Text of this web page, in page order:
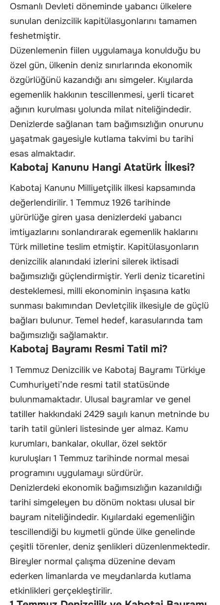
Osmanlı Devleti döneminde yabancı ülkelere
sunulan denizcilik kapitülasyonlarını tamamen
feshetmiştir.
Düzenlemenin fiilen uygulamaya konulduğu bu
özel gün, ülkenin deniz sınırlarında ekonomik
özgürlüğünü kazandığı anı simgeler. Kıyılarda
egemenlik hakkının tescillenmesi, yerli ticaret
ağının kurulması yolunda milat niteliğindedir.
Denizlerde sağlanan tam bağımsızlığın onurunu
yaşatmak gayesiyle kutlama takvimi bu tarihi
esas almaktadır.
Kabotaj Kanunu Hangi Atatürk İlkesi?
Kabotaj Kanunu Milliyetçilik ilkesi kapsamında
değerlendirilir. 1 Temmuz 1926 tarihinde
yürürlüğe giren yasa denizlerdeki yabancı
imtiyazlarını sonlandırarak egemenlik haklarını
Türk milletine teslim etmiştir. Kapitülasyonların
denizcilik alanındaki izlerini silerek iktisadi
bağımsızlığı güçlendirmiştir. Yerli deniz ticaretini
desteklemesi, milli ekonominin inşasına katkı
sunması bakımından Devletçilik ilkesiyle de güçlü
bağları bulunur. Temel hedef, karasularında tam
bağımsızlığı sağlamaktır.
Kabotaj Bayramı Resmi Tatil mi?
1 Temmuz Denizcilik ve Kabotaj Bayramı Türkiye
Cumhuriyeti’nde resmi tatil statüsünde
bulunmamaktadır. Ulusal bayramlar ve genel
tatiller hakkındaki 2429 sayılı kanun metninde bu
tarih tatil günleri listesinde yer almaz. Kamu
kurumları, bankalar, okullar, özel sektör
kuruluşları 1 Temmuz tarihinde normal mesai
programını uygulamayı sürdürür.
Denizlerdeki ekonomik bağımsızlığın kazanıldığı
tarihi simgeleyen bu dönüm noktası ulusal bir
bayram niteliğindedir. Kıyılardaki egemenliğin
tescillendiği bu kıymetli günde ülke genelinde
çeşitli törenler, deniz şenlikleri düzenlenmektedir.
Bireyler normal çalışma düzenine devam
ederken limanlarda ve meydanlarda kutlama
etkinlikleri gerçekleştirilir.